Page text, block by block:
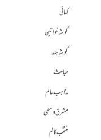
کہانی
گوشہ خواتین
گوشہ ہند
مباحث
مذاہب عالم
مشرق وسطی
منتخب کالم